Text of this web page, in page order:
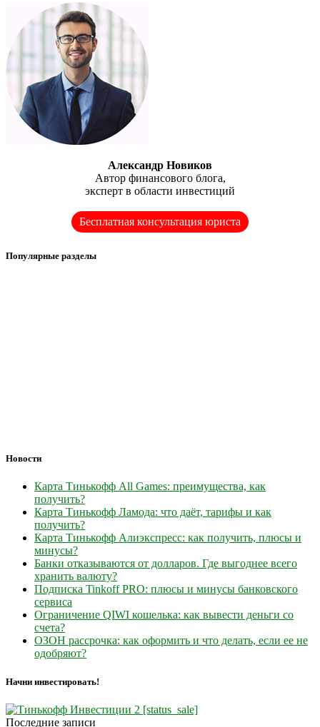
Александр Новиков
Автор финансового блога,
эксперт в области инвестиций
Бесплатная консультация юриста
Популярные разделы
Новости
Карта Тинькофф All Games: преимущества, как
получить?
Карта Тинькофф Ламода: что даёт, тарифы и как
получить?
Карта Тинькофф Алиэкспресс: как получить, плюсы и
минусы?
Банки отказываются от долларов. Где выгоднее всего
хранить валюту?
Подписка Tinkoff PRO: плюсы и минусы банковского
сервиса
Ограничение QIWI кошелька: как вывести деньги со
счета?
ОЗОН рассрочка: как оформить и что делать, если ее не
одобряют?
Начни инвестировать!
Последние записи